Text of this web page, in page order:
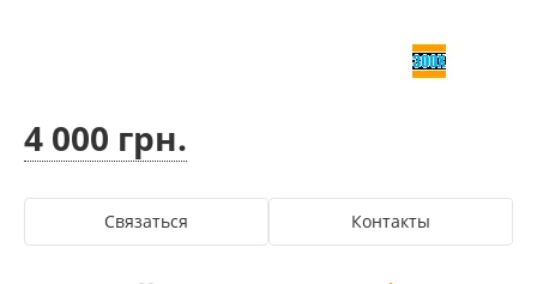
4 000 грн.
Связаться Контакты